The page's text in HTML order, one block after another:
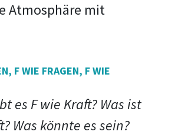
Atmosphäre mit
F WIE FRAGEN, F WIE
es F wie Kraft? Was ist
Was könnte es sein?